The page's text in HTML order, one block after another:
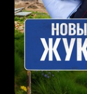
7.8 7.2